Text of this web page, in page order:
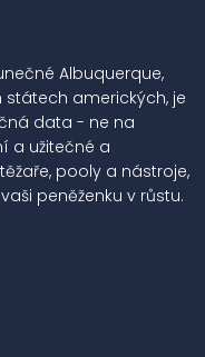
Albuquerque,
státech amerických, je
data - ne na
a užitečné a
pooly a nástroje,
peněženku v růstu.